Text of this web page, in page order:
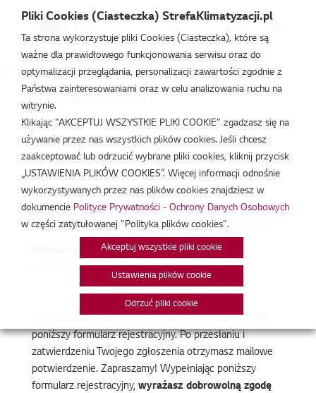
Strefa Klimatyzacji /Wydarzenia/RAC/CAC/rac/cac online
rac/cac online
cze 2, 2020
Data:02/06/2020
Godzina:9:00 - 15:00
Mapa niedostępna
Lokalizacja:
RAC/CAC
poniższy formularz rejestracyjny. Po przesłaniu i
zatwierdzeniu Twojego zgłoszenia otrzymasz mailowe
potwierdzenie. Zapraszamy! Wypełniając poniższy
formularz rejestracyjny, wyrażasz dobrowolną zgodę
Pliki Cookies (Ciasteczka) StrefaKlimatyzacji.pl
Ta strona wykorzystuje pliki Cookies (Ciasteczka), które są
ważne dla prawidłowego funkcjonowania serwisu oraz do
optymalizacji przeglądania, personalizacji zawartości zgodnie z
Państwa zainteresowaniami oraz w celu analizowania ruchu na
witrynie.
Klikając "AKCEPTUJ WSZYSTKIE PLIKI COOKIE" zgadzasz się na
używanie przez nas wszystkich plików cookies. Jeśli chcesz
zaakceptować lub odrzucić wybrane pliki cookies, kliknij przycisk
„USTAWIENIA PLIKÓW COOKIES”. Więcej informacji odnośnie
wykorzystywanych przez nas plików cookies znajdziesz w
dokumencie Polityce Prywatności - Ochrony Danych Osobowych
w części zatytułowanej "Polityka plików cookies".
Akceptuj wszystkie pliki cookie
Ustawienia plików cookie
Odrzuć pliki cookie